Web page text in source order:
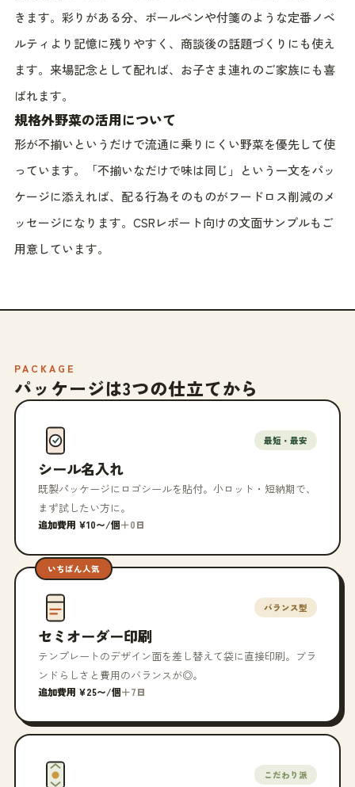
きます。彩りがある分、ボールペンや付箋のような定番ノベ
ルティより記憶に残りやすく、商談後の話題づくりにも使え
ます。来場記念として配れば、お子さま連れのご家族にも喜
ばれます。
規格外野菜の活用について
形が不揃いというだけで流通に乗りにくい野菜を優先して使
っています。「不揃いなだけで味は同じ」という一文をパッ
ケージに添えれば、配る行為そのものがフードロス削減のメ
ッセージになります。CSRレポート向けの文面サンプルもご
用意しています。
PACKAGE
パッケージは3つの仕立てから
最短・最安
シール名入れ
既製パッケージにロゴシールを貼付。小ロット・短納期で、
まず試したい方に。
追加費用 ¥10〜/個＋0日
いちばん人気
バランス型
セミオーダー印刷
テンプレートのデザイン面を差し替えて袋に直接印刷。ブラ
ンドらしさと費用のバランスが◎。
追加費用 ¥25〜/個＋7日
こだわり派